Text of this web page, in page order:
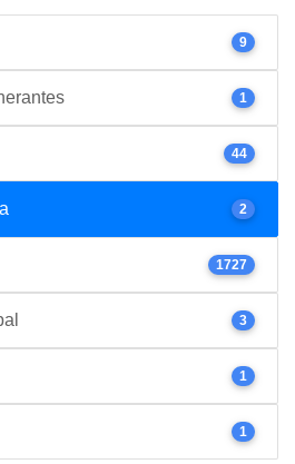
9
1
44
2
1727
3
1
1